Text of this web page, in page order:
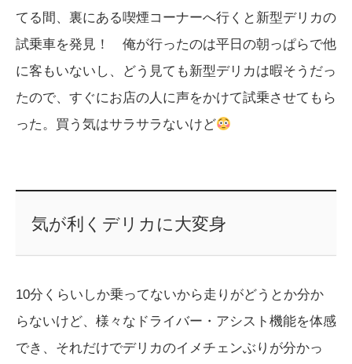
てる間、裏にある喫煙コーナーへ行くと新型デリカの
試乗車を発見！ 俺が行ったのは平日の朝っぱらで他
に客もいないし、どう見ても新型デリカは暇そうだっ
たので、すぐにお店の人に声をかけて試乗させてもら
った。買う気はサラサラないけど
気が利くデリカに大変身
10分くらいしか乗ってないから走りがどうとか分か
らないけど、様々なドライバー・アシスト機能を体感
でき、それだけでデリカのイメチェンぶりが分かっ